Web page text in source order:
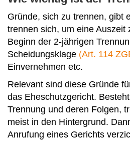
Gründe, sich zu trennen, gibt
trennen sich, um eine Auszeit
Beginn der 2-jährigen
Scheidungsklage (Art. 114
Einvernehmen etc.
Relevant sind diese Gründe
das Eheschutzgericht.
Trennung und deren Folgen,
meist in den Hintergrund.
Anrufung eines Gerichts